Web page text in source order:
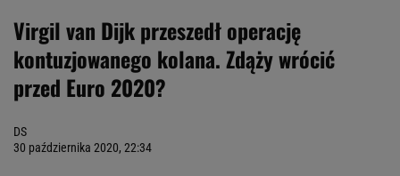
Virgil van Dijk przeszedł operację
kontuzjowanego kolana. Zdąży wrócić
przed Euro 2020?
DS
30 października 2020, 22:34